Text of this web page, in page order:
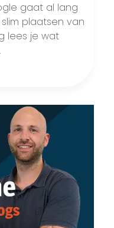
gaat al lang
plaatsen van
lees je wat